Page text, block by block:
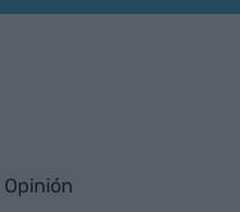
Opinión